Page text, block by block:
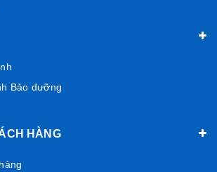
Bảo dưỡng
HÀNG